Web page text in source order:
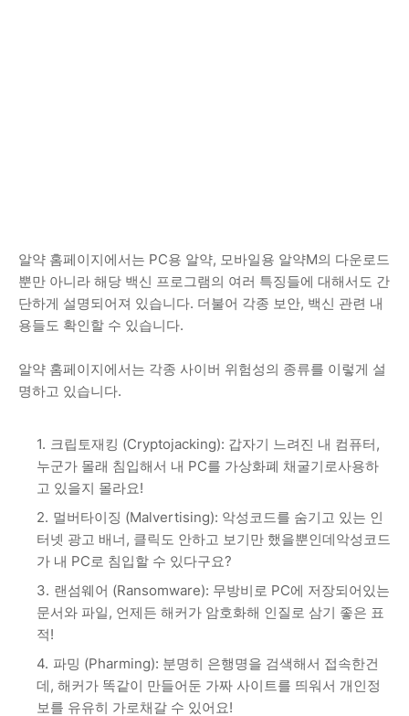
알약 홈페이지에서는 PC용 알약, 모바일용 알약M의 다운로드
뿐만 아니라 해당 백신 프로그램의 여러 특징들에 대해서도 간
단하게 설명되어져 있습니다. 더불어 각종 보안, 백신 관련 내
용들도 확인할 수 있습니다.
알약 홈페이지에서는 각종 사이버 위험성의 종류를 이렇게 설
명하고 있습니다.
크립토재킹 (Cryptojacking): 갑자기 느려진 내 컴퓨터,
누군가 몰래 침입해서 내 PC를 가상화폐 채굴기로사용하
고 있을지 몰라요!
멀버타이징 (Malvertising): 악성코드를 숨기고 있는 인
터넷 광고 배너, 클릭도 안하고 보기만 했을뿐인데악성코드
가 내 PC로 침입할 수 있다구요?
랜섬웨어 (Ransomware): 무방비로 PC에 저장되어있는
문서와 파일, 언제든 해커가 암호화해 인질로 삼기 좋은 표
적!
파밍 (Pharming): 분명히 은행명을 검색해서 접속한건
데, 해커가 똑같이 만들어둔 가짜 사이트를 띄워서 개인정
보를 유유히 가로채갈 수 있어요!